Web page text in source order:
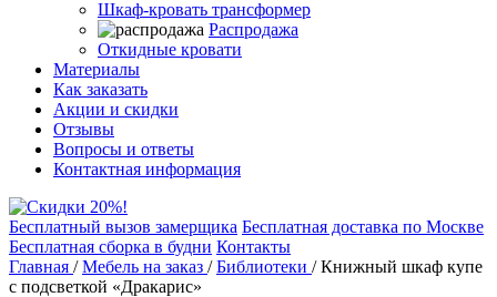
Шкаф-кровать трансформер
Распродажа
Откидные кровати
Материалы
Как заказать
Акции и скидки
Отзывы
Вопросы и ответы
Контактная информация
Бесплатный вызов замерщика Бесплатная доставка по Москве
Бесплатная сборка в будни Контакты
Главная /Мебель на заказ /Библиотеки /Книжный шкаф купе
с подсветкой «Дракарис»